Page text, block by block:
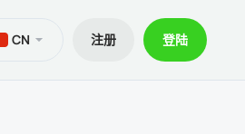
CN 注册 登陆